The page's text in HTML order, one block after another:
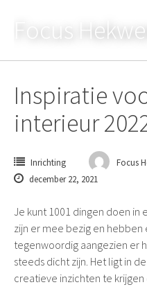
Focus
Inspiratie
interieur
Inrichting
Focus
december 22, 2021
Je kunt 1001 dingen doen in
zijn er mee bezig en
tegenwoordig aangezien er
steeds dicht zijn. Het ligt in
creatieve inzichten te